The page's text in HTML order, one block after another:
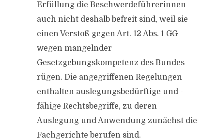
Erfüllung die Beschwerdeführerinnen
auch nicht deshalb befreit sind, weil sie
einen Verstoß gegen Art. 12 Abs. 1 GG
wegen mangelnder
Gesetzgebungskompetenz des Bundes
rügen. Die angegriffenen Regelungen
enthalten auslegungsbedürftige und -
fähige Rechtsbegriffe, zu deren
Auslegung und Anwendung zunächst die
Fachgerichte berufen sind.